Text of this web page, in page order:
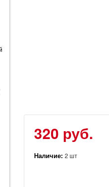
320 руб.
Наличие: 2 шт